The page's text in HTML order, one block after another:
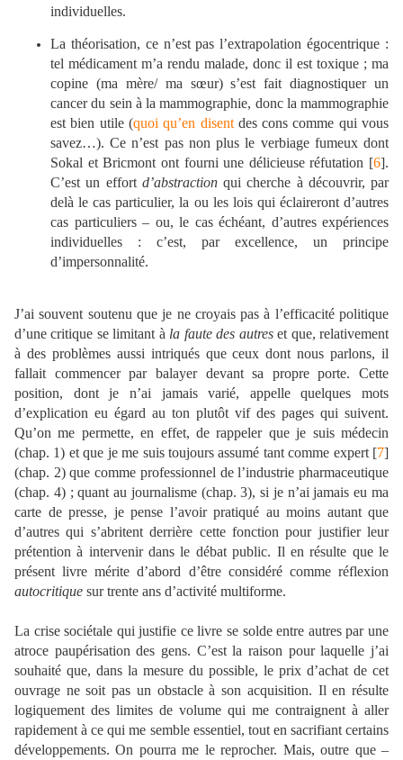
individuelles.
La théorisation, ce n’est pas l’extrapolation égocentrique :
tel médicament m’a rendu malade, donc il est toxique ; ma
copine (ma mère/ ma sœur) s’est fait diagnostiquer un
cancer du sein à la mammographie, donc la mammographie
est bien utile (quoi qu’en disentdes cons comme qui vous
savez…). Ce n’est pas non plus le verbiage fumeux dont
Sokal et Bricmont ont fourni une délicieuse réfutation [6].
C’est un effort d’abstractionqui cherche à découvrir, par
delà le cas particulier, la ou les lois qui éclaireront d’autres
cas particuliers – ou, le cas échéant, d’autres expériences
individuelles : c’est, par excellence, un principe
d’impersonnalité.
J’ai souvent soutenu que je ne croyais pas à l’efficacité politique
d’une critique se limitant à la faute des autreset que, relativement
à des problèmes aussi intriqués que ceux dont nous parlons, il
fallait commencer par balayer devant sa propre porte. Cette
position, dont je n’ai jamais varié, appelle quelques mots
d’explication eu égard au ton plutôt vif des pages qui suivent.
Qu’on me permette, en effet, de rappeler que je suis médecin
(chap. 1) et que je me suis toujours assumé tant comme expert [7]
(chap. 2) que comme professionnel de l’industrie pharmaceutique
(chap. 4) ; quant au journalisme (chap. 3), si je n’ai jamais eu ma
carte de presse, je pense l’avoir pratiqué au moins autant que
d’autres qui s’abritent derrière cette fonction pour justifier leur
prétention à intervenir dans le débat public. Il en résulte que le
présent livre mérite d’abord d’être considéré comme réflexion
autocritique sur trente ans d’activité multiforme.
La crise sociétale qui justifie ce livre se solde entre autres par une
atroce paupérisation des gens. C’est la raison pour laquelle j’ai
souhaité que, dans la mesure du possible, le prix d’achat de cet
ouvrage ne soit pas un obstacle à son acquisition. Il en résulte
logiquement des limites de volume qui me contraignent à aller
rapidement à ce qui me semble essentiel, tout en sacrifiant certains
développements. On pourra me le reprocher. Mais, outre que –